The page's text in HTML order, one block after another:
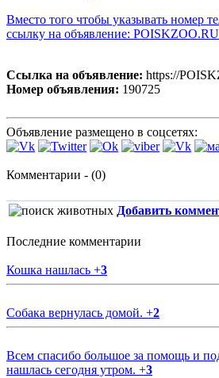
Вместо того чтобы указывать номер
ссылку на объявление:
Ссылка на объявление: https://
Номер объявления: 190725
Объявление размещено в соцсетях:
Комментарии - (0)
Добавить
Последние комментарии
Кошка нашлась +3
Собака вернулась домой. +2
Всем спасибо большое за помощь и
нашлась сегодня утром. +3